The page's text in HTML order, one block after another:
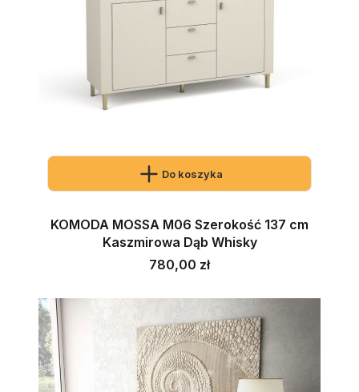
Do koszyka
KOMODA MOSSA M06 Szerokość 137 cm
Kaszmirowa Dąb Whisky
Cena
780,00 zł